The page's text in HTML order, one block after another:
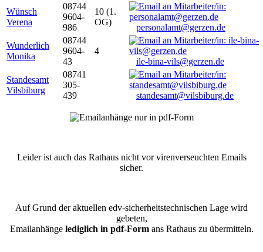
Wünsch
Verena
08744
9604-
986
10 (1.
OG)
personalamt@gerzen.de
Wunderlich
Monika
08744
9604-
43
4
ile-bina-vils@gerzen.de
Standesamt
Vilsbiburg
08741
305-
439
standesamt@vilsbiburg.de
Leider ist auch das Rathaus nicht vor virenverseuchten Emails
sicher.
Auf Grund der aktuellen edv-sicherheitstechnischen Lage wird
gebeten,
Emailanhänge lediglich in pdf-Formans Rathaus zu übermitteln.